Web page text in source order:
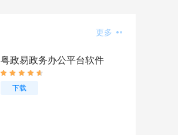
更多
粤政易政务办公平台软件
下载V2.7.91101
下载